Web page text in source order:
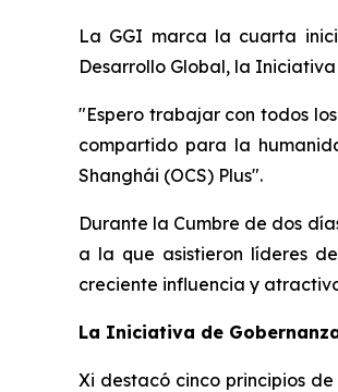
La GGI marca la cuarta
Desarrollo Global, la
"Espero trabajar con todos
compartido para la
Shanghái (OCS) Plus".
Durante la Cumbre de dos
a la que asistieron líderes
creciente influencia y
La Iniciativa de
Xi destacó cinco principios